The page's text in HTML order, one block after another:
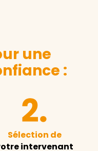
une
:
Sélection de
intervenant